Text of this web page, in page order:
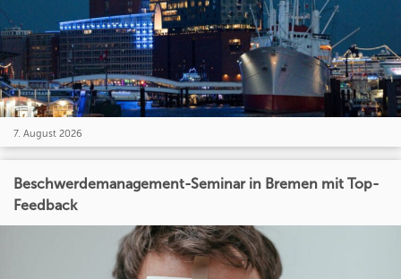
7. August 2026
Beschwerdemanagement-Seminar in Bremen mit Top-
Feedback